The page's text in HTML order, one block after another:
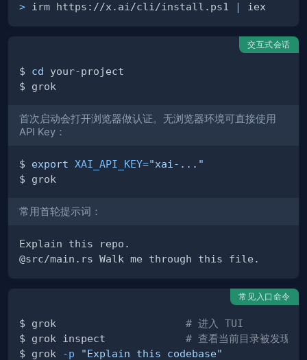
> irm https://x.ai/cli/install.ps1 |
交互式会话
$ cd
首次启动会打开浏览器做认证。无浏览器环境可直接使用
API Key：
$ export XAI_API_KEY="xai-..."
常用首轮提示词：
常见入口命令
$ grok # 进入 TUI
$ grok inspect # 查看当前目录被发现
$ grok
-p
"Explain this codebase"